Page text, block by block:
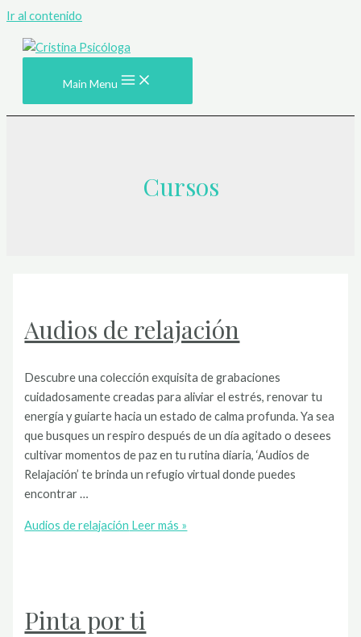
Ir al contenido
Main Menu
Cursos
Audios de relajación
Descubre una colección exquisita de grabaciones
cuidadosamente creadas para aliviar el estrés, renovar tu
energía y guiarte hacia un estado de calma profunda. Ya sea
que busques un respiro después de un día agitado o desees
cultivar momentos de paz en tu rutina diaria, ‘Audios de
Relajación’ te brinda un refugio virtual donde puedes
encontrar …
Audios de relajación Leer más »
Pinta por ti